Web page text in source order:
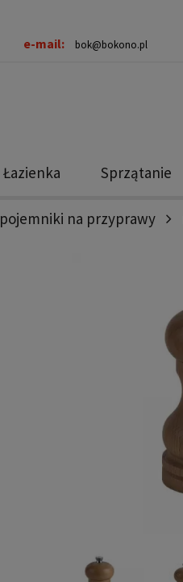
e-mail: bok@bokono.pl
Łazienka Sprzątanie
pojemniki na przyprawy